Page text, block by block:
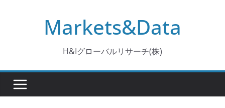
Markets&Data
H&Iグローバルリサーチ(株)